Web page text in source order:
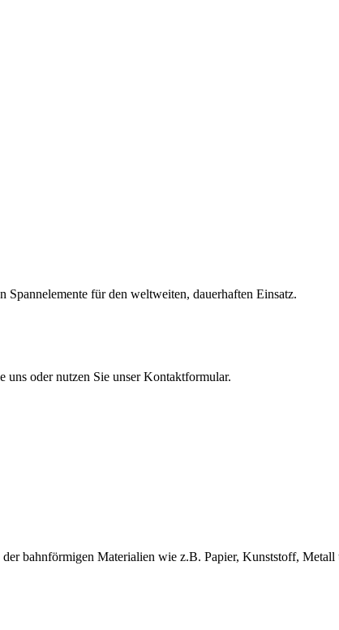
Spannelemente für den weltweiten, dauerhaften Einsatz.
uns oder nutzen Sie unser Kontaktformular.
bahnförmigen Materialien wie z.B. Papier, Kunststoff,